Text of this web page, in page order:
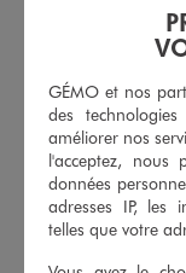
Voir tous les
4étoiles
3étoiles
2étoiles
1étoile
Trier les avis
GÉMO et nos
des
améliorer nos
l'acceptez, nous
données
adresses IP, les
telles que votre